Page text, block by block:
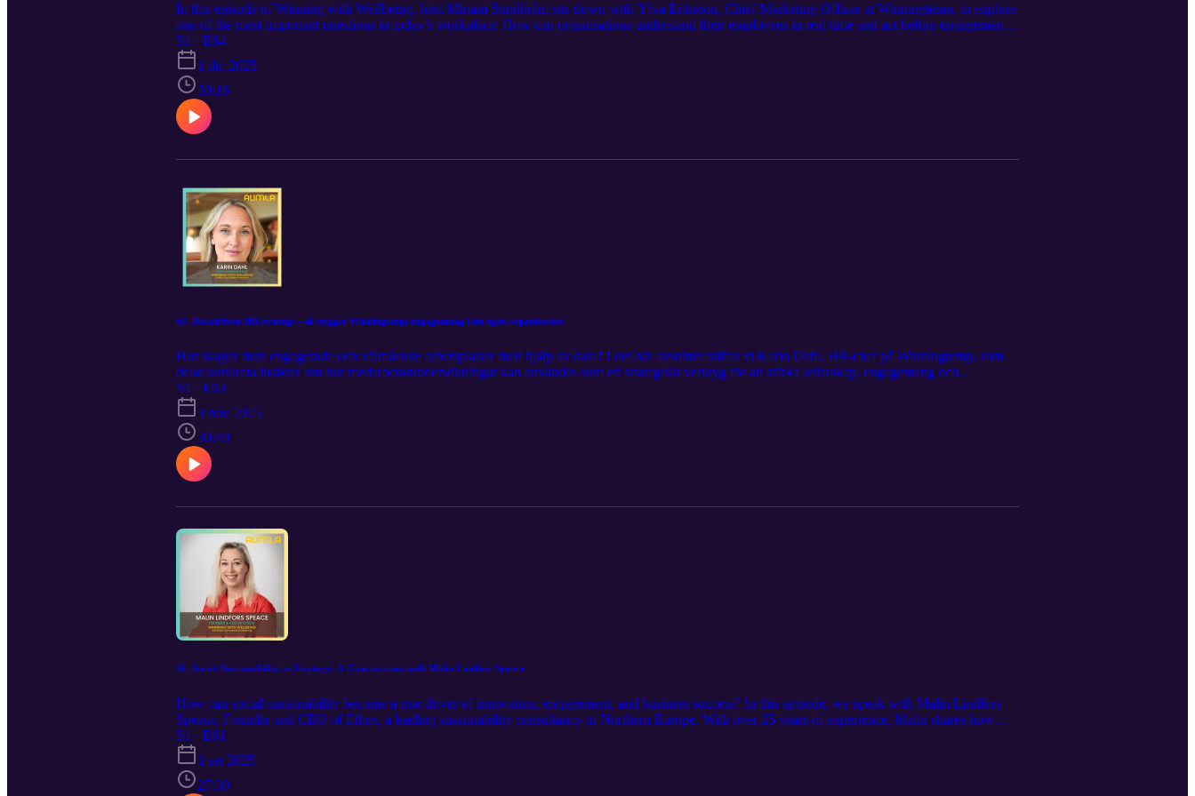
In this episode of Winning with Wellbeing, host Miriam Sundholm sits down with Ylva Eriksson, Chief Marketing Officer at Winningtemp, to explore
one of the most important questions in today’s workplace: How can organisations understand their employees in real time and act before engagement
and wellbeing begin to decline? Drawing on millions of data points, Ylva shares fresh insights from Winningtemp’s latest report, including: The key
drivers behind high employee engagement Why wellbeing and engagement are inseparable How real-time employee listening strengthens leadership
and culture What organisations can do to build more resilient, motivated and healthy teams If you’re a leader, HR professional or simply passionate
about the future of work, this episode gives you practical, evidence-based guidance you can act on immediately. Learn more about Winningtemp on
their website winningtemp.com Explore wellbeing programs, strategy support and leadership development with Aumla. Visit aumla.se to learn more or
send an email to miriam@aumla.se
S1 · E64
1 dic 2025
30:16
63. Datadriven HR strategi – så bygger Winningtemp engagemang i sin egen organisation
Hur skapar man engagerade och välmående arbetsplatser med hjälp av data? I det här avsnittet träffar vi Karin Dahl, HR-chef på Winningtemp, som
delar konkreta insikter om hur medarbetarundersökningar kan användas som ett strategiskt verktyg för att stärka ledarskap, engagemang och
välmående – i praktiken. Är du nyfiken på Winningtemps plattform? Boka en demo på deras hemsida: winningtemp.com Vill du ha stöd i att välja
plattform eller utveckla ert befintliga arbetssätt? Kontakta Miriam på miriam@aumla.se för rådgivning och konsultstöd eller boka tid på aumla.se
S1 · E63
3 nov 2025
30:40
61. Social Sustainability as Strategy: A Conversation with Malin Lindfors Speace
How can social sustainability become a true driver of innovation, engagement, and business success? In this episode, we speak with Malin Lindfors
Speace, Founder and CEO of Ethos, a leading sustainability consultancy in Northern Europe. With over 25 years of experience, Malin shares how
companies can embed sustainability across operations—from the factory floor to the boardroom—and why HR plays a key role in driving real
transformation. Learn more about the podcast at www.aumla.se Learn more about Ethos at www.ethos.se
S1 · E61
1 set 2025
27:30